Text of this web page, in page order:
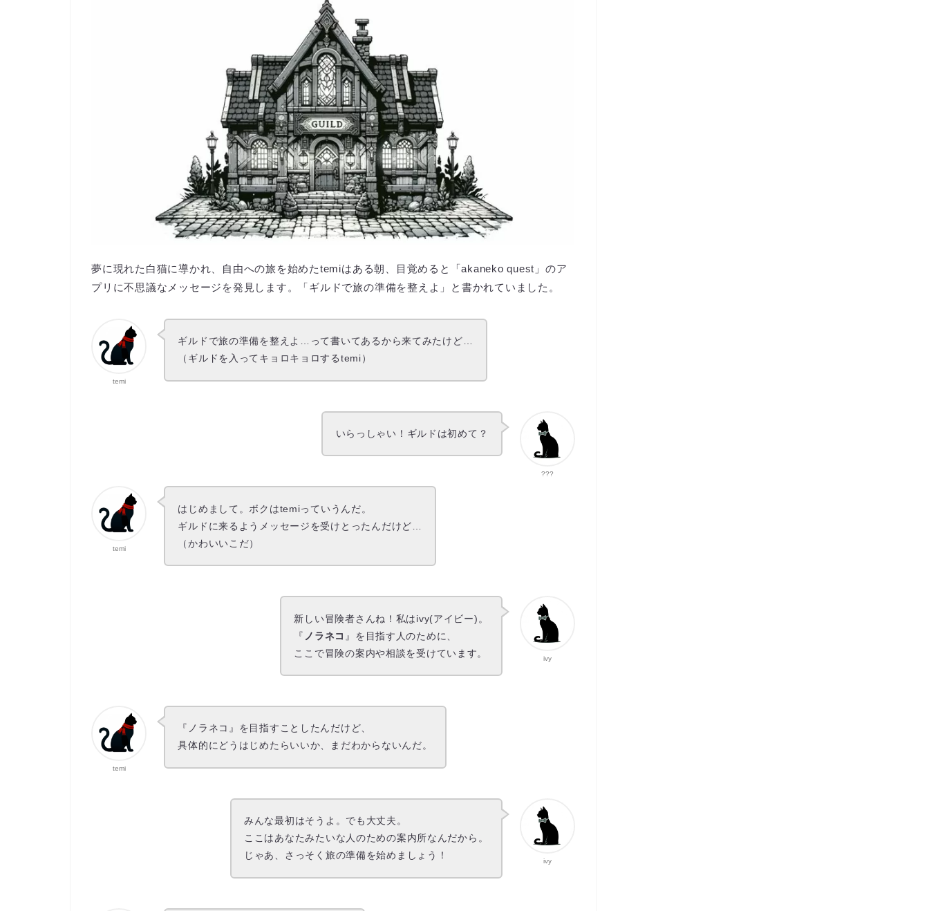
夢に現れた白猫に導かれ、自由への旅を始めたtemiはある朝、目覚めると「akaneko quest」のア
プリに不思議なメッセージを発見します。「ギルドで旅の準備を整えよ」と書かれていました。
temi
ギルドで旅の準備を整えよ…って書いてあるから来てみたけど…
（ギルドを入ってキョロキョロするtemi）
???
いらっしゃい！ギルドは初めて？
temi
はじめまして。ボクはtemiっていうんだ。
ギルドに来るようメッセージを受けとったんだけど…
（かわいいこだ）
ivy
新しい冒険者さんね！私はivy(アイビー)。
『 ノラネコ 』を目指す人のために、
ここで冒険の案内や相談を受けています。
temi
『ノラネコ』を目指すことしたんだけど、
具体的にどうはじめたらいいか、まだわからないんだ。
ivy
みんな最初はそうよ。でも大丈夫。
ここはあなたみたいな人のための案内所なんだから。
じゃあ、さっそく旅の準備を始めましょう！